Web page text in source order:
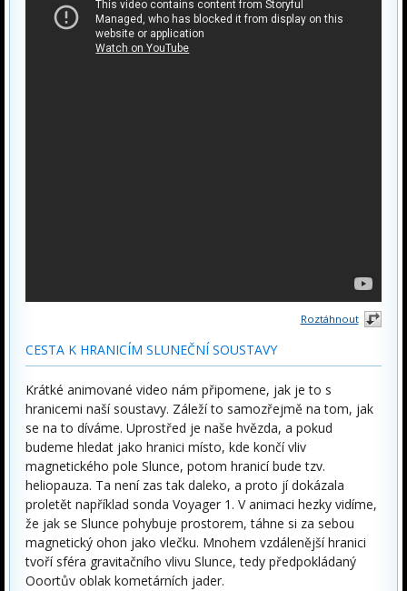
Roztáhnout
CESTA K HRANICÍM SLUNEČNÍ SOUSTAVY
Krátké animované video nám připomene, jak je to s
hranicemi naší soustavy. Záleží to samozřejmě na tom, jak
se na to díváme. Uprostřed je naše hvězda, a pokud
budeme hledat jako hranici místo, kde končí vliv
magnetického pole Slunce, potom hranicí bude tzv.
heliopauza. Ta není zas tak daleko, a proto jí dokázala
proletět například sonda Voyager 1. V animaci hezky vidíme,
že jak se Slunce pohybuje prostorem, táhne si za sebou
magnetický ohon jako vlečku. Mnohem vzdálenější hranici
tvoří sféra gravitačního vlivu Slunce, tedy předpokládaný
Ooortův oblak kometárních jader.